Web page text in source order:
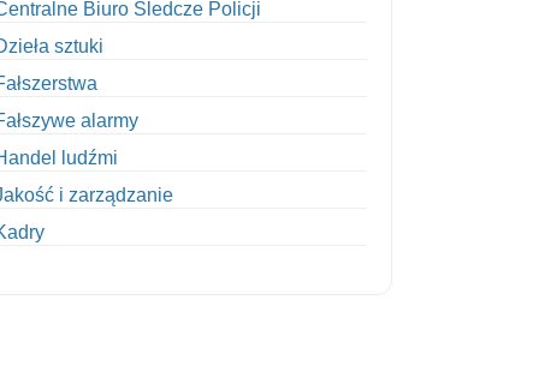
Biuro Śledcze Policji
sztuki
alarmy
ludźmi
i zarządzanie